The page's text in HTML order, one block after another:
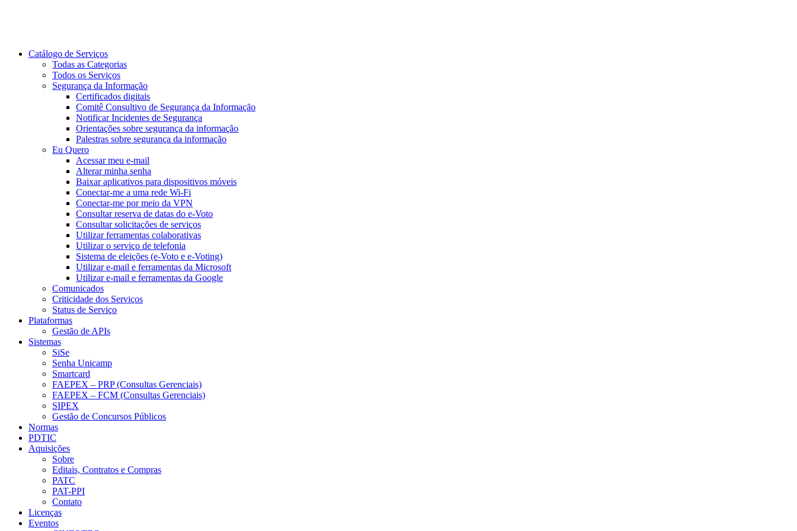
Catálogo de Serviços
Todas as Categorias
Todos os Serviços
Segurança da Informação
Certificados digitais
Comitê Consultivo de Segurança da Informação
Notificar Incidentes de Segurança
Orientações sobre segurança da informação
Palestras sobre segurança da informação
Eu Quero
Acessar meu e-mail
Alterar minha senha
Baixar aplicativos para dispositivos móveis
Conectar-me a uma rede Wi-Fi
Conectar-me por meio da VPN
Consultar reserva de datas do e-Voto
Consultar solicitações de serviços
Utilizar ferramentas colaborativas
Utilizar o serviço de telefonia
Sistema de eleições (e-Voto e e-Voting)
Utilizar e-mail e ferramentas da Microsoft
Utilizar e-mail e ferramentas da Google
Comunicados
Criticidade dos Serviços
Status de Serviço
Plataformas
Gestão de APIs
Sistemas
SiSe
Senha Unicamp
Smartcard
FAEPEX – PRP (Consultas Gerenciais)
FAEPEX – FCM (Consultas Gerenciais)
SIPEX
Gestão de Concursos Públicos
Normas
PDTIC
Aquisições
Sobre
Editais, Contratos e Compras
PATC
PAT-PPI
Contato
Licenças
Eventos